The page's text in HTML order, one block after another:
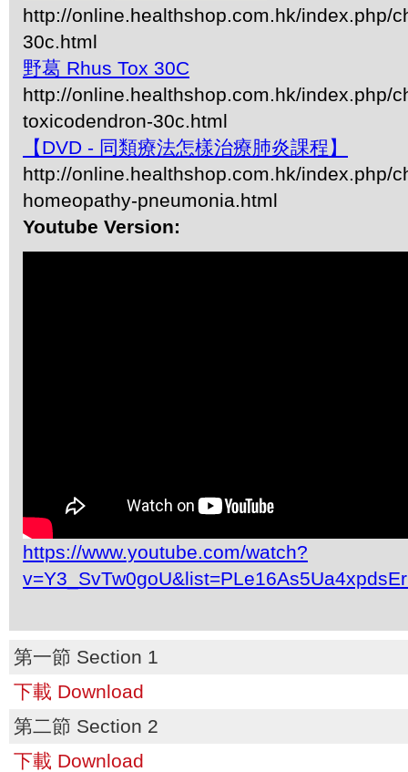
http://online.healthshop.com.hk/index.php/
30c.html
野葛 Rhus Tox 30C
http://online.healthshop.com.hk/index.php/
toxicodendron-30c.html
【DVD - 同類療法怎樣治療肺炎課程】
http://online.healthshop.com.hk/index.php/
homeopathy-pneumonia.html
Youtube Version:
https://www.youtube.com/watch?
第一節 Section 1
下載 Download
第二節 Section 2
下載 Download